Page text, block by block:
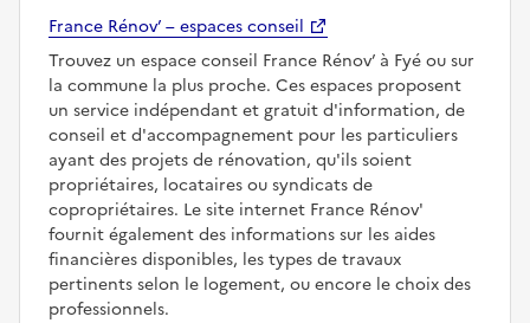
France Rénov’ – espaces conseil
Trouvez un espace conseil France Rénov’ à Fyé ou sur
la commune la plus proche. Ces espaces proposent
un service indépendant et gratuit d'information, de
conseil et d'accompagnement pour les particuliers
ayant des projets de rénovation, qu'ils soient
propriétaires, locataires ou syndicats de
copropriétaires. Le site internet France Rénov'
fournit également des informations sur les aides
financières disponibles, les types de travaux
pertinents selon le logement, ou encore le choix des
professionnels.